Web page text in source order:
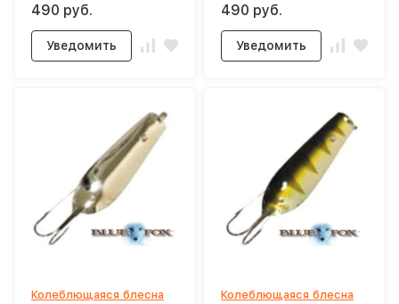
490 руб.
Уведомить
490 руб.
Уведомить
Колеблющаяся блесна
Колеблющаяся блесна